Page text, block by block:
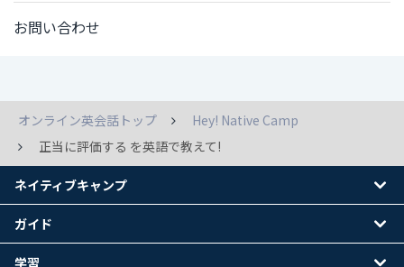
お問い合わせ
オンライン英会話トップ
Hey! Native Camp
正当に評価する を英語で教えて!
ネイティブキャンプ
ガイド
学習